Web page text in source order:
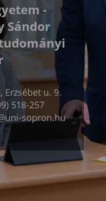
-
Sándor
Erzsébet u. 9.
518-257
sopron.hu